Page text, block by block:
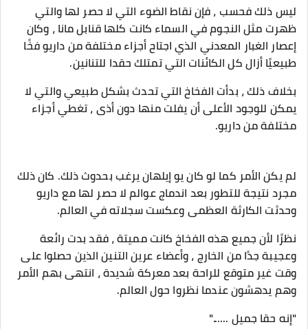
ليس ذلك فحسب ، فإن نقاط الضوء التي لا حصر لها والتي
ظهرت مثل النجوم في السماء كانت كلها قنابل مانا ، وكان
إعصار الغبار المعدني الذي اجتاح أجزاء مختلفة من داريو فخًا
طبيعيًا أزال كل الكائنات التي تمتلك حقدا للتنانين.
بخلاف ذلك ، بدأت الفخاخ التي تحدث بشكل طبيعي والتي لا
يمكن للوجود الأعلى أن يفلت منها دون أذى ، تغطي أجزاء
مختلفة من داريو.
لم يكن الأمر كما لو كان يو إيلهان يرغب بحدوث ذلك. كان ذلك
مجرد نتيجة للتطور بعد اندماج عوالم لا حصر لها مع داريو
وحدثت الكارثة العظمى وعكست سجلاته في العالم.
نظرًا لأن جميع هذه الفخاخ كانت مميتة ، فقد بدت رائعة
وعجيبة جدًا من الخارج ، وأعضاء عرين التنين الذين حصلوا على
وقت غير متوقع للراحة بعد معركة شديدة ، انتهى بهم الأمر
وهم يدهشون عندما نظروا حول العالم.
"إنه حقا جميل ......"